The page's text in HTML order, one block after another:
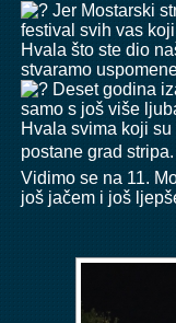
Jer Mostarski
festival svih vas
Hvala što ste dio
stvaramo
Deset godina
samo s još više
Hvala svima koji
postane grad stripa.
Vidimo se na 11.
još jačem i još